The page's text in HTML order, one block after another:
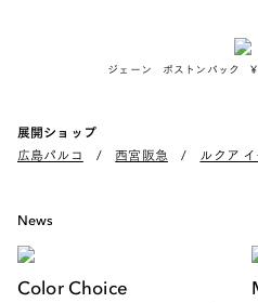
ジェーン ボストンバック
展開ショップ
広島パルコ / 西宮阪急/ ルクア
News
Color Choice